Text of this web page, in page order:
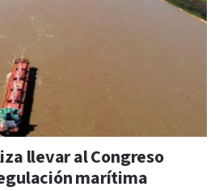
llevar al Congreso
marítima